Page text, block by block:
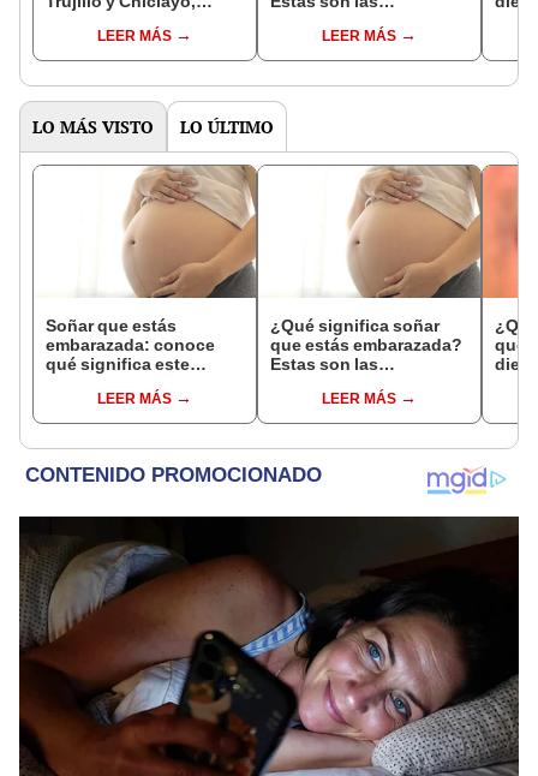
LEER MÁS
comunesLEER MÁS
LO MÁS VISTO LO ÚLTIMO
Soñar que estás
embarazada: conoce
qué significa este
LEER MÁS
¿Qué significa soñar
que estás embarazada?
Estas son las
comunesLEER MÁS
que